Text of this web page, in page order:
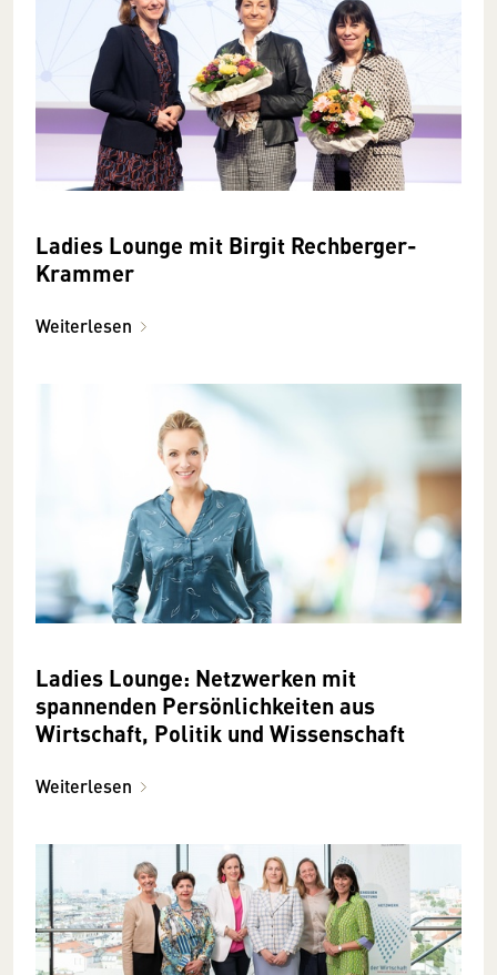
Ladies Lounge mit Birgit Rechberger-
Krammer
Weiterlesen
Ladies Lounge: Netzwerken mit
spannenden Persönlichkeiten aus
Wirtschaft, Politik und Wissenschaft
Weiterlesen